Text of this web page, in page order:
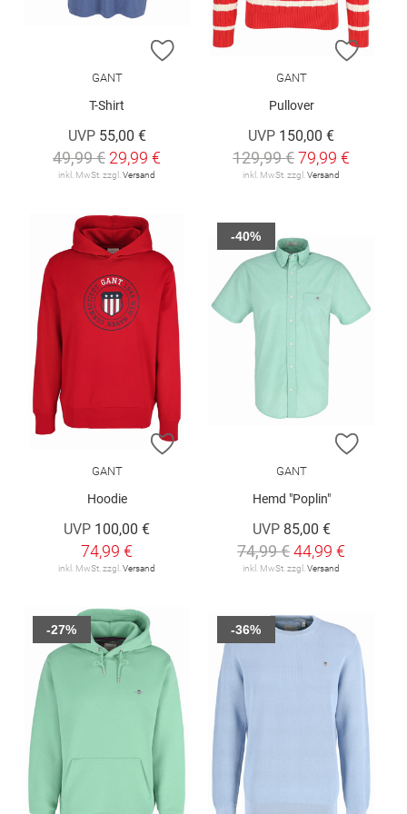
ZUR WUNSCHLISTE HINZUFÜGEN
GANT
T-Shirt
UVP 55,00 €
49,99 € 29,99 €
inkl. MwSt. zzgl. Versand
ZUR
GANT
Pullover
UVP 150,00 €
129,99 €79,99 €
inkl. MwSt. zzgl. Versand
ZUR WUNSCHLISTE HINZUFÜGEN
GANT
Hoodie
UVP 100,00 €
74,99 €
inkl. MwSt. zzgl. Versand
ZUR
GANT
Hemd "Poplin"
UVP 85,00 €
74,99 €44,99 €
inkl. MwSt. zzgl. Versand
-40%
-27% -36%